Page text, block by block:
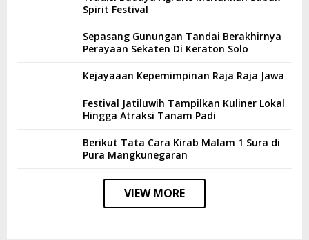
Spirit Festival
Sepasang Gunungan Tandai Berakhirnya
Perayaan Sekaten Di Keraton Solo
Kejayaaan Kepemimpinan Raja Raja Jawa
Festival Jatiluwih Tampilkan Kuliner Lokal
Hingga Atraksi Tanam Padi
Berikut Tata Cara Kirab Malam 1 Sura di
Pura Mangkunegaran
VIEW MORE